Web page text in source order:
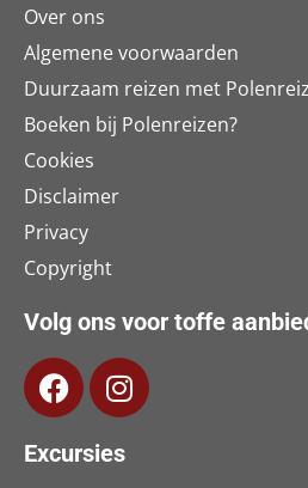
Over ons
Algemene voorwaarden
Duurzaam reizen met
Boeken bij Polenreizen?
Cookies
Disclaimer
Privacy
Copyright
Volg ons voor toffe
Excursies